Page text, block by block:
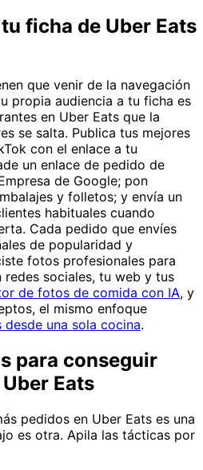
ficha de Uber Eats
que venir de la navegación
propia audiencia a tu ficha es
en Uber Eats que la
se salta. Publica tus mejores
con el enlace a tu
un enlace de pedido de
de Google; pon
y folletos; y envía un
habituales cuando
Cada pedido que envíes
de popularidad y
fotos profesionales para
redes sociales, tu web y tus
de fotos de comida con IA, y
el mismo enfoque
una sola cocina.
para conseguir
Eats
pedidos en Uber Eats es una
es otra. Apila las tácticas por